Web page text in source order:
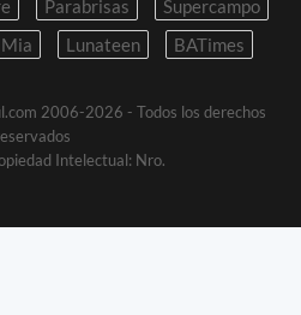
Parabrisas
Supercampo
Mia Lunateen BATimes
2006-2026 - Todos los derechos
Intelectual: Nro.